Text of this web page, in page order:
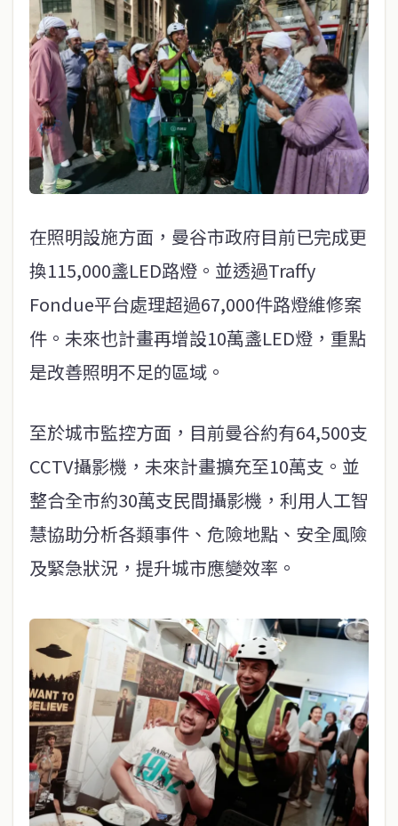
在照明設施方面，曼谷市政府目前已完成更
換115,000盞LED路燈。並透過Traffy
Fondue平台處理超過67,000件路燈維修案
件。未來也計畫再增設10萬盞LED燈，重點
是改善照明不足的區域。
至於城市監控方面，目前曼谷約有64,500支
CCTV攝影機，未來計畫擴充至10萬支。並
整合全市約30萬支民間攝影機，利用人工智
慧協助分析各類事件、危險地點、安全風險
及緊急狀況，提升城市應變效率。